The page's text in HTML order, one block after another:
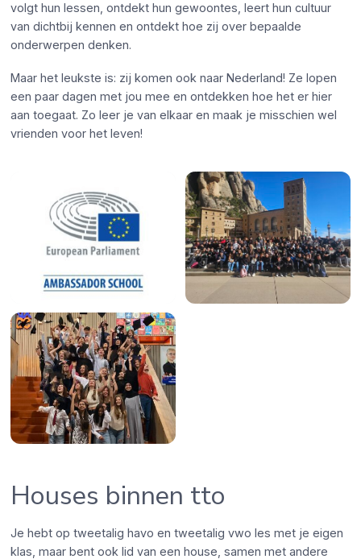
volgt hun lessen, ontdekt hun gewoontes, leert hun cultuur
van dichtbij kennen en ontdekt hoe zij over bepaalde
onderwerpen denken.
Maar het leukste is: zij komen ook naar Nederland! Ze lopen
een paar dagen met jou mee en ontdekken hoe het er hier
aan toegaat. Zo leer je van elkaar en maak je misschien wel
vrienden voor het leven!
Houses binnen tto
Je hebt op tweetalig havo en tweetalig vwo les met je eigen
klas, maar bent ook lid van een house, samen met andere